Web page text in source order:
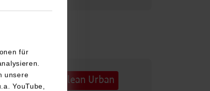
für
unsere
YouTube,
Clean Urban